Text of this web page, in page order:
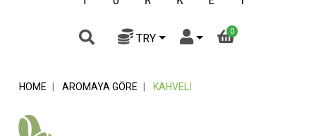
TRY
0
HOME AROMAYA GÖRE KAHVELI